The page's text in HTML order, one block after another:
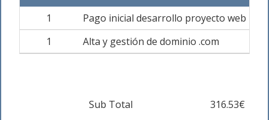
1
Pago inicial desarrollo proyecto web
1
Alta y gestión de dominio .com
Sub Total
316.53€